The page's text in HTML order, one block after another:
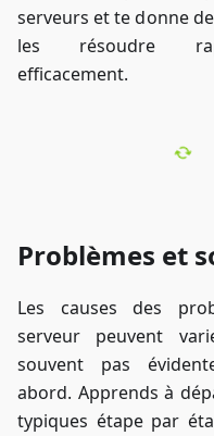
serveurs et te donne
les résoudre
efficacement.
Problèmes et
Les causes des
serveur peuvent
souvent pas
abord. Apprends à
typiques étape par